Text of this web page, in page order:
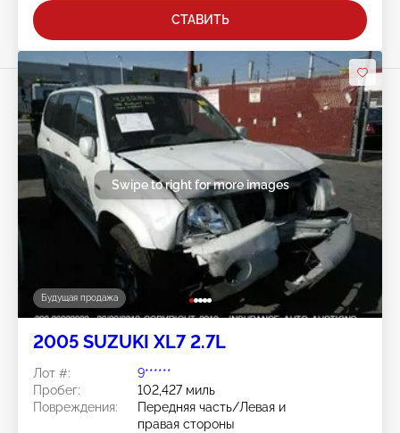
СТАВИТЬ
Будущая продажа
Swipe to right for more images
2005 SUZUKI XL7 2.7L
Лот #:
9******
Пробег:
102,427 миль
Повреждения:
Передняя часть/Левая и
правая стороны